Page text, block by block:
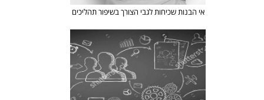
אי הבנות שכיחות לגבי הצורך בשיפור תהליכים